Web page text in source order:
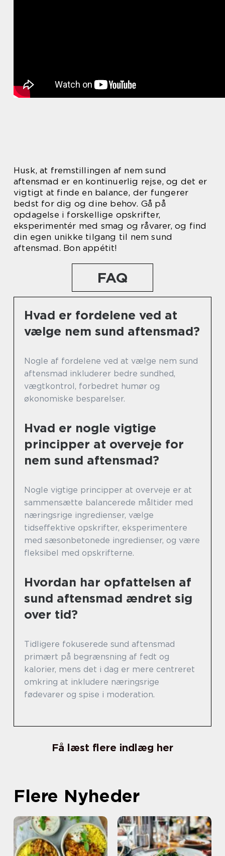
Husk, at fremstillingen af nem sund
aftensmad er en kontinuerlig rejse, og det er
vigtigt at finde en balance, der fungerer
bedst for dig og dine behov. Gå på
opdagelse i forskellige opskrifter,
eksperimentér med smag og råvarer, og find
din egen unikke tilgang til nem sund
aftensmad. Bon appétit!
FAQ
Hvad er fordelene ved at
vælge nem sund aftensmad?
Nogle af fordelene ved at vælge nem sund
aftensmad inkluderer bedre sundhed,
vægtkontrol, forbedret humør og
økonomiske besparelser.
Hvad er nogle vigtige
principper at overveje for
nem sund aftensmad?
Nogle vigtige principper at overveje er at
sammensætte balancerede måltider med
næringsrige ingredienser, vælge
tidseffektive opskrifter, eksperimentere
med sæsonbetonede ingredienser, og være
fleksibel med opskrifterne.
Hvordan har opfattelsen af
sund aftensmad ændret sig
over tid?
Tidligere fokuserede sund aftensmad
primært på begrænsning af fedt og
kalorier, mens det i dag er mere centreret
omkring at inkludere næringsrige
fødevarer og spise i moderation.
Få læst flere indlæg her
Flere Nyheder